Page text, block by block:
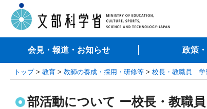
会見・報道・お知らせ 政策
トップ> 教育 > 教師の養成・採用・研修等 > 校長・教職員 学
部活動について ー校長・教職